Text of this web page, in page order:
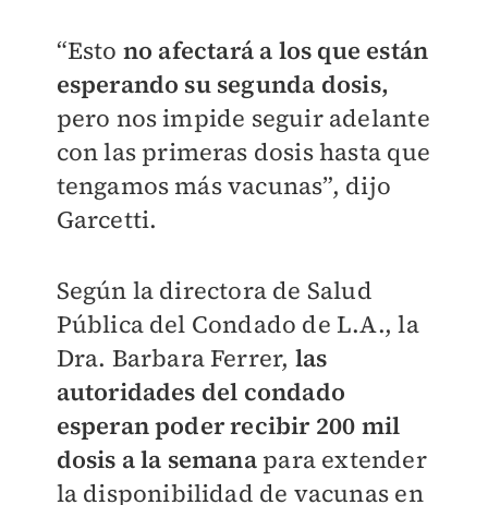
“Esto no afectará a los que están
esperando su segunda dosis,
pero nos impide seguir adelante
con las primeras dosis hasta que
tengamos más vacunas”, dijo
Garcetti.
Según la directora de Salud
Pública del Condado de L.A., la
Dra. Barbara Ferrer, las
autoridades del condado
esperan poder recibir 200 mil
dosis a la semana para extender
la disponibilidad de vacunas en